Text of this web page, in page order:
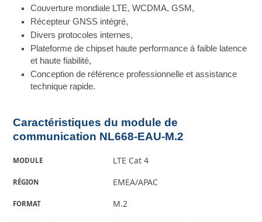
Couverture mondiale LTE, WCDMA, GSM,
Récepteur GNSS intégré,
Divers protocoles internes,
Plateforme de chipset haute performance à faible latence
et haute fiabilité,
Conception de référence professionnelle et assistance
technique rapide.
Caractéristiques du module de
communication NL668-EAU-M.2
MODULE LTE Cat 4
RÉGION EMEA/APAC
FORMAT M.2